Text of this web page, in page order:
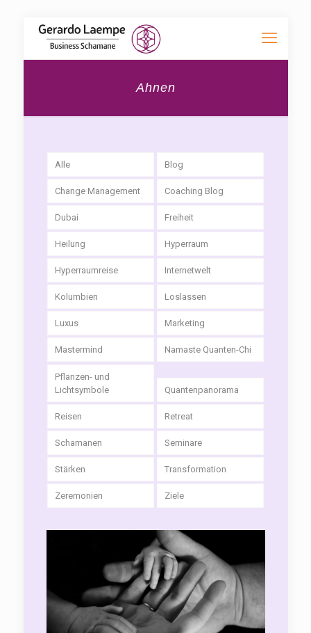
Ahnen
Alle Blog
Change Management Coaching Blog
Dubai Freiheit
Heilung Hyperraum
Hyperraumreise Internetwelt
Kolumbien Loslassen
Luxus Marketing
Mastermind Namaste Quanten-Chi
Pflanzen- und
Lichtsymbole
Quantenpanorama
Reisen Retreat
Schamanen Seminare
Stärken Transformation
Zeremonien Ziele